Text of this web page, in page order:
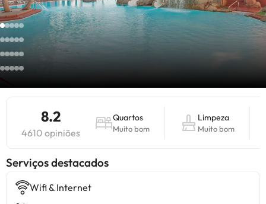
8.2
4610 opiniões
Quartos
Muito bom
Limpeza
Muito bom
Serviços destacados
Wifi & Internet